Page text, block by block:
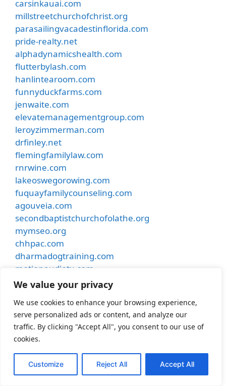
We value your privacy
We use cookies to enhance your browsing experience,
serve personalized ads or content, and analyze our
traffic. By clicking "Accept All", you consent to our use of
cookies.
Customize Reject All Accept All
carsinkauai.com
millstreetchurchofchrist.org
parasailingvacadestinflorida.com
pride-realty.net
alphadynamicshealth.com
flutterbylash.com
hanlintearoom.com
funnyduckfarms.com
jenwaite.com
elevatemanagementgroup.com
leroyzimmerman.com
drfinley.net
flemingfamilylaw.com
rnrwine.com
lakeoswegorowing.com
fuquayfamilycounseling.com
agouveia.com
secondbaptistchurchofolathe.org
mymseo.org
chhpac.com
dharmadogtraining.com
motionaudiotx.com
rttl.me
rescomheating.com
mimiweddings.com
besthostinnkansascity.com
smithdentalcare.net
undergroundmusiccafe.com
samhubermusic.com
apexfence.net